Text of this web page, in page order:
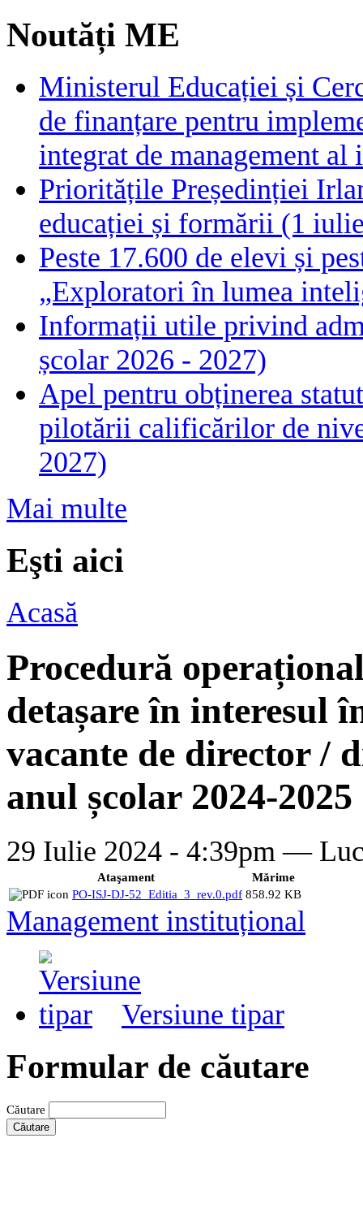
Noutăți ME
Ministerul Educației și
de finanțare pentru
integrat de management
Prioritățile Președinției
educației și formării (1
Peste 17.600 de elevi și
„Exploratori în lumea
Informații utile privind
școlar 2026 - 2027)
Apel pentru obținerea
pilotării calificărilor de
2027)
Mai multe
Eşti aici
Acasă
Procedură
detașare în interesul
vacante de director /
anul școlar 2024-2025
29 Iulie 2024 - 4:39pm —
Ataşament
Mărime
PO-ISJ-DJ-52_Editia_3_rev.0.pdf 858.92 KB
Management instituțional
Versiune tipar
Formular de căutare
Căutare